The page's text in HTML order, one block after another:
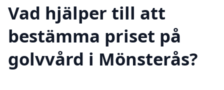
Vad hjälper till att
bestämma priset på
golvvård i Mönsterås?